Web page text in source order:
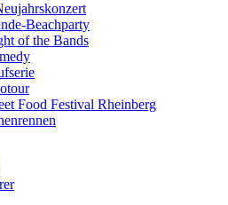
Beachparty
of the Bands
Food Festival Rheinberg